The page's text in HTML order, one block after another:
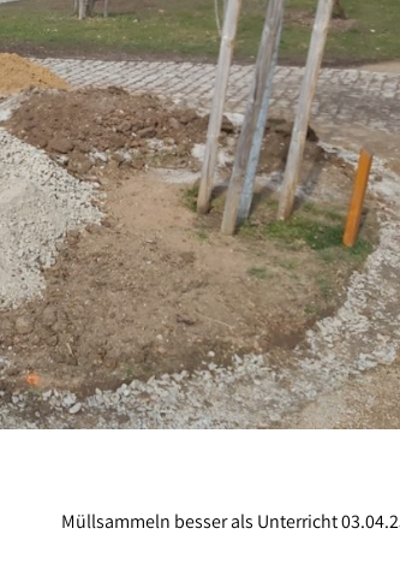
Müllsammeln besser als Unterricht